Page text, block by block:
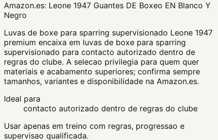
Amazon.es: Leone 1947 Guantes DE Boxeo EN Blanco Y
Negro
Luvas de boxe para sparring supervisionado Leone 1947
premium encaixa em luvas de boxe para sparring
supervisionado para contacto autorizado dentro de
regras do clube. A selecao privilegia para quem quer
materiais e acabamento superiores; confirma sempre
tamanhos, variantes e disponibilidade na Amazon.es.
Ideal para
contacto autorizado dentro de regras do clube
Usar apenas em treino com regras, progressao e
supervisao qualificada.